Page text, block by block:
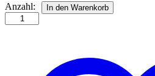
Quilling-
Anleitungshedt
Tales
Anzahl: In den Warenkorb